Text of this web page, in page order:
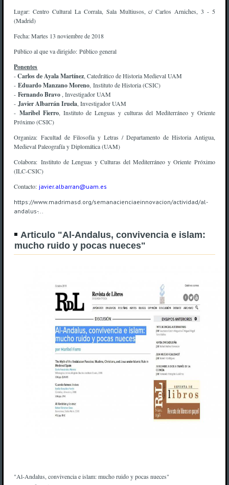
Lugar: Centro Cultural La Corrala, Sala Multiusos, c/ Carlos Arniches, 3 - 5
(Madrid)
Fecha: Martes 13 noviembre de 2018
Público al que va dirigido: Público general
Ponentes
-Carlos de Ayala Martínez, Catedrático de Historia Medieval UAM
-Eduardo Manzano Moreno, Instituto de Historia (CSIC)
-Fernando Bravo , Investigador UAM
-Javier Albarrán Iruela, Investigador UAM
-Maribel Fierro, Instituto de Lenguas y culturas del Mediterráneo y Oriente
Próximo (CSIC)
Organiza: Facultad de Filosofía y Letras / Departamento de Historia Antigua,
Medieval Paleografía y Diplomática (UAM)
Colabora: Instituto de Lenguas y Culturas del Mediterráneo y Oriente Próximo
(ILC-CSIC)
Contacto: javier.albarran@uam.es
https://www.madrimasd.org/semanacienciaeinnovacion/actividad/al-
andalus-...
Articulo "Al-Andalus, convivencia e islam:
mucho ruido y pocas nueces"
"Al-Andalus, convivencia e islam: mucho ruido y pocas nueces"